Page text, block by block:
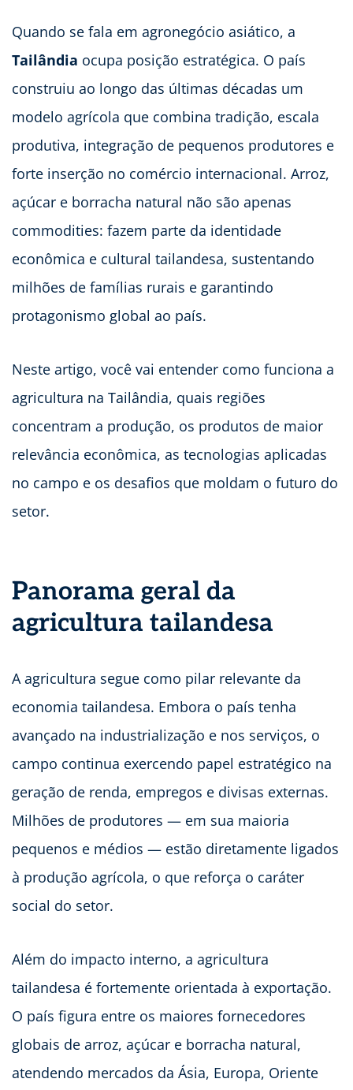
Quando se fala em agronegócio asiático, a
Tailândia ocupa posição estratégica. O país
construiu ao longo das últimas décadas um
modelo agrícola que combina tradição, escala
produtiva, integração de pequenos produtores e
forte inserção no comércio internacional. Arroz,
açúcar e borracha natural não são apenas
commodities: fazem parte da identidade
econômica e cultural tailandesa, sustentando
milhões de famílias rurais e garantindo
protagonismo global ao país.
Neste artigo, você vai entender como funciona a
agricultura na Tailândia, quais regiões
concentram a produção, os produtos de maior
relevância econômica, as tecnologias aplicadas
no campo e os desafios que moldam o futuro do
setor.
Panorama geral da
agricultura tailandesa
A agricultura segue como pilar relevante da
economia tailandesa. Embora o país tenha
avançado na industrialização e nos serviços, o
campo continua exercendo papel estratégico na
geração de renda, empregos e divisas externas.
Milhões de produtores — em sua maioria
pequenos e médios — estão diretamente ligados
à produção agrícola, o que reforça o caráter
social do setor.
Além do impacto interno, a agricultura
tailandesa é fortemente orientada à exportação.
O país figura entre os maiores fornecedores
globais de arroz, açúcar e borracha natural,
atendendo mercados da Ásia, Europa, Oriente